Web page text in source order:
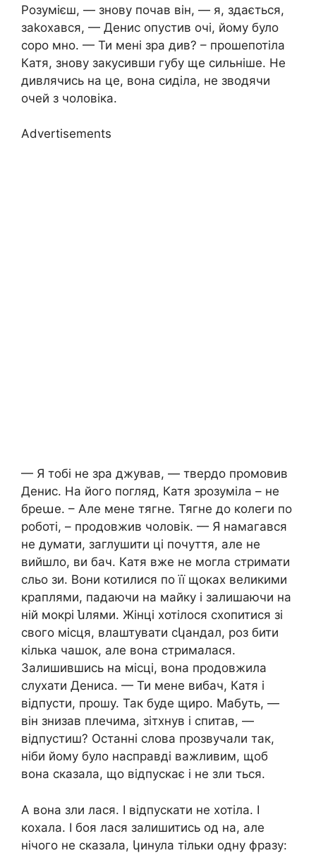
Розумієш, — знову почав він, — я, здається,
заkохався, — Денис опустив очі, йому було
соро мно. — Ти мені зра див? – прошепотіла
Катя, знову закусивши губу ще сильніше. Не
дивлячись на це, вона сиділа, не зводячи
очей з чоловіка.
Advertisements
— Я тобі не зра джував, — твердо промовив
Денис. На його погляд, Катя зрозуміла – не
бреաе. – Але мене тягне. Тягне до колеги по
роботі, – продовжив чоловік. — Я намагався
не думати, заглушити ці почуття, але не
вийшло, ви бач. Катя вже не могла стримати
сльо зи. Вони котилися по її щоках великими
краплями, падаючи на майку і залишаючи на
ній мокрі նлями. Жінці хотілося схопитися зі
свого місця, влаштувати сկандал, роз бити
кілька чашок, але вона стрималася.
Залишившись на місці, вона продовжила
слухати Дениса. — Ти мене вибач, Катя і
відпусти, прошу. Так буде щиро. Мабуть, —
він знизав плечима, зітхнув і спитав, —
відпустиш? Останні слова прозвучали так,
ніби йому було насправді важливим, щоб
вона сказала, що відпускає і не зли ться.
А вона зли лася. І відпускати не хотіла. І
кохала. І боя лася залишитись од на, але
нічого не сказала, կинула тільки одну фразу: